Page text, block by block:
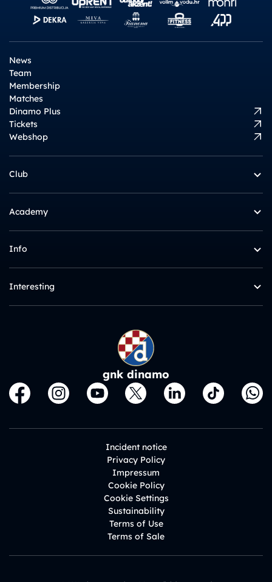
News
Team
Membership
Matches
Dinamo Plus
Tickets
Webshop
Club
Academy
Info
Interesting
gnk dinamo
Incident notice
Privacy Policy
Impressum
Cookie Policy
Cookie Settings
Sustainability
Terms of Use
Terms of Sale